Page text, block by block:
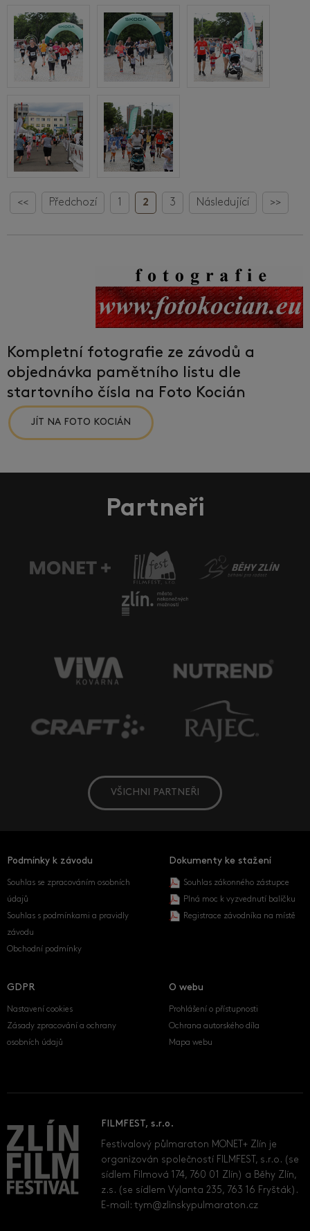
<< Předchozí 1 2 3 Následující >>
Kompletní fotografie ze závodů a
objednávka pamětního listu dle
startovního čísla na Foto Kocián
JÍT NA FOTO KOCIÁN
Partneři
VŠICHNI PARTNEŘI
Podmínky k závodu
Souhlas se zpracováním osobních
údajů
Souhlas s podmínkami a pravidly
závodu
Obchodní podmínky
Dokumenty ke stažení
Souhlas zákonného zástupce
Plná moc k vyzvednutí balíčku
Registrace závodníka na místě
GDPR
Nastavení cookies
Zásady zpracování a ochrany
osobních údajů
O webu
Prohlášení o přístupnosti
Ochrana autorského díla
Mapa webu
FILMFEST, s.r.o.
Festivalový půlmaraton MONET+ Zlín je
organizován společností FILMFEST, s.r.o. (se
sídlem Filmová 174, 760 01 Zlín) a Běhy Zlín,
z.s. (se sídlem Vylanta 235, 763 16 Fryšták).
E-mail:tym@zlinskypulmaraton.cz